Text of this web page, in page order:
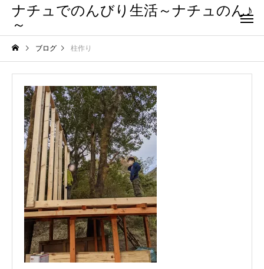
ナチュでのんびり生活～ナチュのん♪
～
ブログ 柱作り